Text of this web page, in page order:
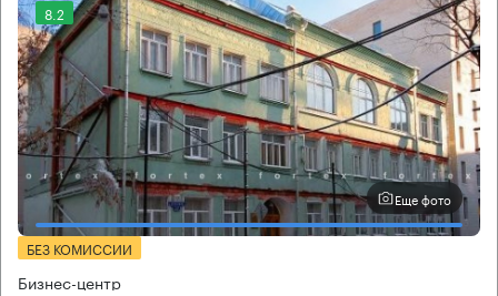
8.2
Еще фото
БЕЗ КОМИССИИ
Бизнес-центр